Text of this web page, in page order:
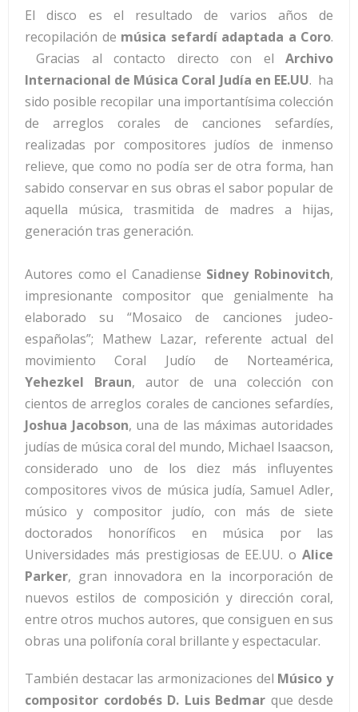
El disco es el resultado de varios años de
recopilación de música sefardí adaptada a Coro.
Gracias al contacto directo con el Archivo
Internacional de Música Coral Judía en EE.UU. ha
sido posible recopilar una importantísima colección
de arreglos corales de canciones sefardíes,
realizadas por compositores judíos de inmenso
relieve, que como no podía ser de otra forma, han
sabido conservar en sus obras el sabor popular de
aquella música, trasmitida de madres a hijas,
generación tras generación.
Autores como el Canadiense Sidney Robinovitch,
impresionante compositor que genialmente ha
elaborado su “Mosaico de canciones judeo-
españolas”; Mathew Lazar, referente actual del
movimiento Coral Judío de Norteamérica,
Yehezkel Braun, autor de una colección con
cientos de arreglos corales de canciones sefardíes,
Joshua Jacobson, una de las máximas autoridades
judías de música coral del mundo, Michael Isaacson,
considerado uno de los diez más influyentes
compositores vivos de música judía, Samuel Adler,
músico y compositor judío, con más de siete
doctorados honoríficos en música por las
Universidades más prestigiosas de EE.UU. o Alice
Parker, gran innovadora en la incorporación de
nuevos estilos de composición y dirección coral,
entre otros muchos autores, que consiguen en sus
obras una polifonía coral brillante y espectacular.
También destacar las armonizaciones del Músico y
compositor cordobés D. Luis Bedmar que desde